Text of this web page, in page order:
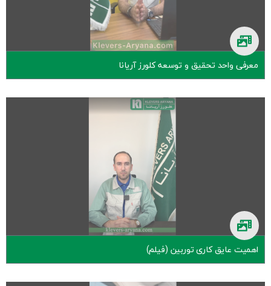
معرفی واحد تحقیق و توسعه کلورز آریانا
اهمیت عایق کاری توربین (فیلم)